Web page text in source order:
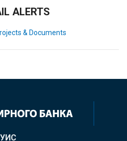
ALERTS
& Documents